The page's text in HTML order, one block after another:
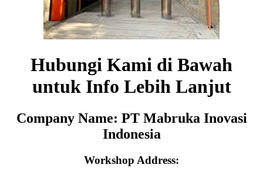
Hubungi Kami di Bawah
untuk Info Lebih Lanjut
Company Name: PT Mabruka Inovasi
Indonesia
Workshop Address: